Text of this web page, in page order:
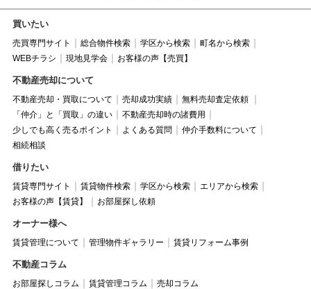
買いたい
売買専門サイト 総合物件検索 学区から検索
町名から検索
WEBチラシ
現地見学会 お客様の声【売買】
不動産売却について
不動産売却・買取について 売却成功実績
無料売却査定依頼
「仲介」と「買取」の違い
不動産売却時の諸費用
少しでも高く売るポイント
よくある質問
仲介手数料について
相続相談
借りたい
賃貸専門サイト 賃貸物件検索 学区から検索
エリアから検索
お客様の声【賃貸】
お部屋探し依頼
オーナー様へ
賃貸管理について 管理物件ギャラリー 賃貸リフォーム事例
不動産コラム
お部屋探しコラム 賃貸管理コラム 売却コラム